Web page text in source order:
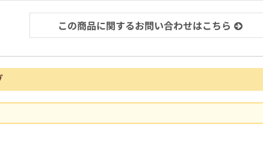
この商品に関するお問い合わせはこちら